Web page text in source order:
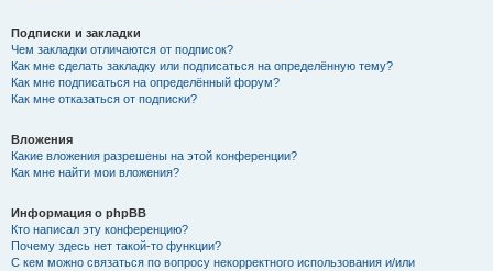
Подписки и закладки
Чем закладки отличаются от подписок?
Как мне сделать закладку или подписаться на определённую тему?
Как мне подписаться на определённый форум?
Как мне отказаться от подписки?
Вложения
Какие вложения разрешены на этой конференции?
Как мне найти мои вложения?
Информация о phpBB
Кто написал эту конференцию?
Почему здесь нет такой-то функции?
С кем можно связаться по вопросу некорректного использования и/или